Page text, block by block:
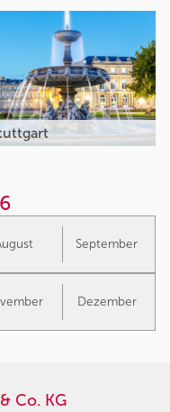
September
Dezember
Co. KG